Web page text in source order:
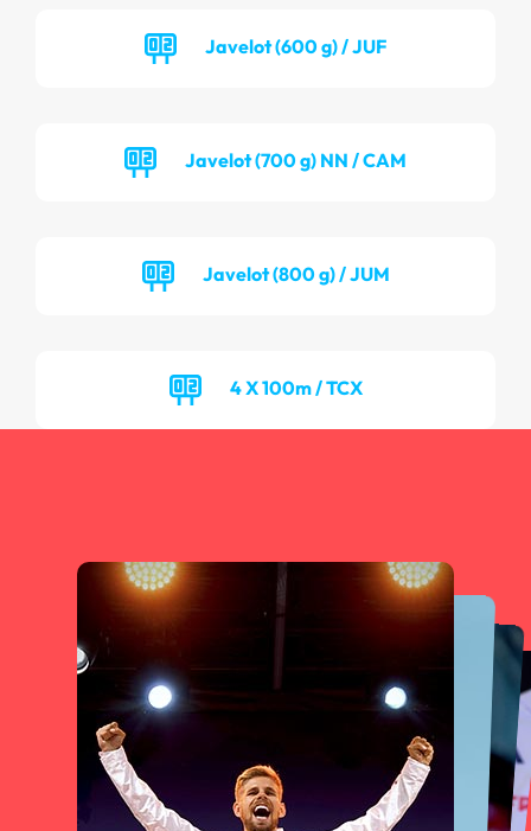
Javelot (600 g) / JUF
Javelot (700 g) NN / CAM
Javelot (800 g) / JUM
4 X 100m / TCX